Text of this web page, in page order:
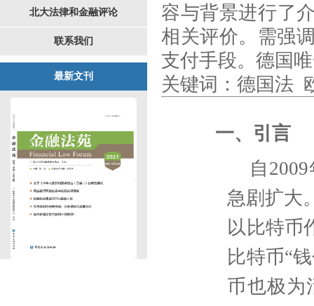
北大法律和金融评论
联系我们
最新文刊
容与背景进行了
相关评价。需强
支付手段。德国
关键词 ： 德国法
一、引言
自 2009
急剧扩大
以比特币
比特币“
币也极为